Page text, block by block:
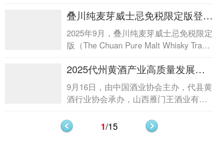
叠川纯麦芽威士忌免税限定版登陆
全球免税渠道叠川纯麦芽威士忌免
税限定版登陆全球免税渠道
2025年9月，叠川纯麦芽威士忌免税限定
版（The Chuan Pure Malt Whisky Travel
国际机场以及泰...
2025代州黄酒产业高质量发展大
会举办2025代州黄酒产业高质量
发展大会举办
9月16日，由中国酒业协会主办，代县黄
酒行业协会承办，山西雁门王酒业有限
章”的2025代...
1/15